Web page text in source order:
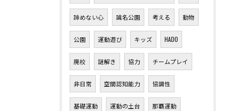
諦めない心 識名公園 考える 動物
公園 運動遊び キッズ HADO
廃校 謎解き 協力 チームプレイ
非日常 空間認知能力 協調性
基礎運動 運動の土台 那覇運動